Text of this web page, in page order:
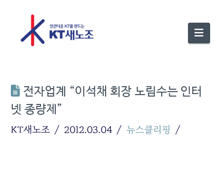
전자업계 “이석채 회장 노림수는 인터
넷 종량제”
KT새노조 2012.03.04 뉴스클리핑